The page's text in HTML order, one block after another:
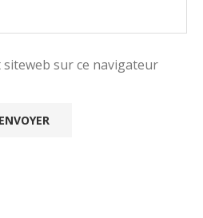
sur ce navigateur